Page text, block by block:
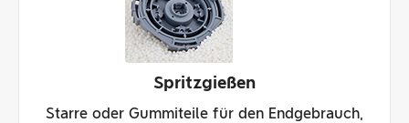
Spritzgießen
Starre oder Gummiteile für den Endgebrauch,